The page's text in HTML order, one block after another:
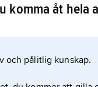
avlade 1866
sig på mekaniken
komma åt hela
och pålitlig kunskap.